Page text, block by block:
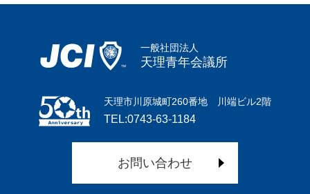
一般社団法人
天理青年会議所
天理市川原城町260番地 川端ビル2階
TEL:0743-63-1184
お問い合わせ